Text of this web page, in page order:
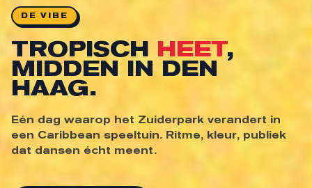
DE VIBE
TROPISCH HEET,
MIDDEN IN DEN
HAAG.
Eén dag waarop het Zuiderpark verandert in
een Caribbean speeltuin. Ritme, kleur, publiek
dat dansen écht meent.